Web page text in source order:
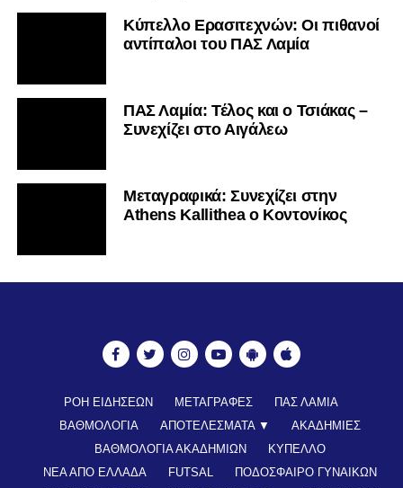
Κύπελλο Ερασιτεχνών: Οι πιθανοί
αντίπαλοι του ΠΑΣ Λαμία
ΠΑΣ Λαμία: Τέλος και ο Τσιάκας –
Συνεχίζει στο Αιγάλεω
Mεταγραφικά: Συνεχίζει στην
Athens Kallithea ο Κοντονίκος
ΡΟΗ ΕΙΔΗΣΕΩΝ ΜΕΤΑΓΡΑΦΕΣ
ΠΑΣ ΛΑΜΙΑ
ΒΑΘΜΟΛΟΓΙΑ
ΑΠΟΤΕΛΕΣΜΑΤΑ ▼
ΑΚΑΔΗΜΙΕΣ
ΒΑΘΜΟΛΟΓΙΑ ΑΚΑΔΗΜΙΩΝ
ΚΥΠΕΛΛΟ
ΝΕΑ ΑΠΟ ΕΛΛΑΔΑ
FUTSAL
ΠΟΔΟΣΦΑΙΡΟ ΓΥΝΑΙΚΩΝ